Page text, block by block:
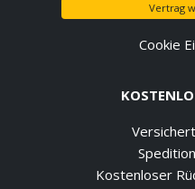
Vertrag
Cookie
Kostenloser